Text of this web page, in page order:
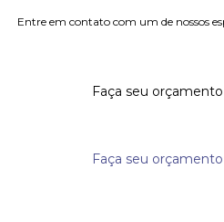
Entre em contato com um de nossos
Faça seu
Faça seu